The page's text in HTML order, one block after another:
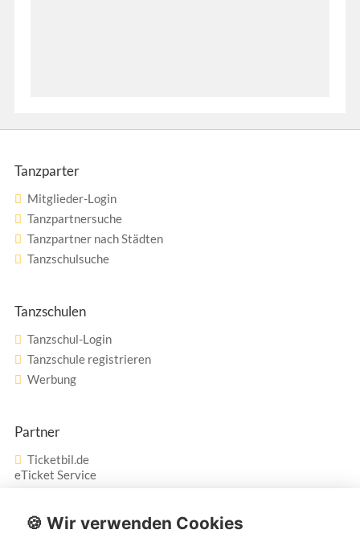
Tanzparter
Mitglieder-Login
Tanzpartnersuche
Tanzpartner nach Städten
Tanzschulsuche
Tanzschulen
Tanzschul-Login
Tanzschule registrieren
Werbung
Partner
Ticketbil.de
eTicket Service
Vertrag widerrufen
🍪 Wir verwenden Cookies